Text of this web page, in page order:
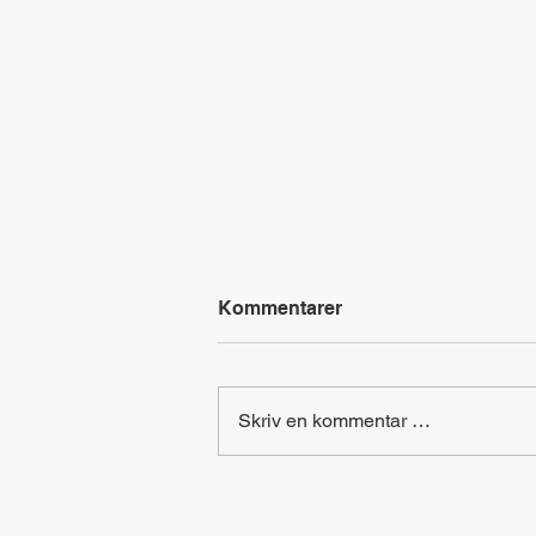
Hovedsteder i Europa
Kommentarer
Skriv en kommentar …